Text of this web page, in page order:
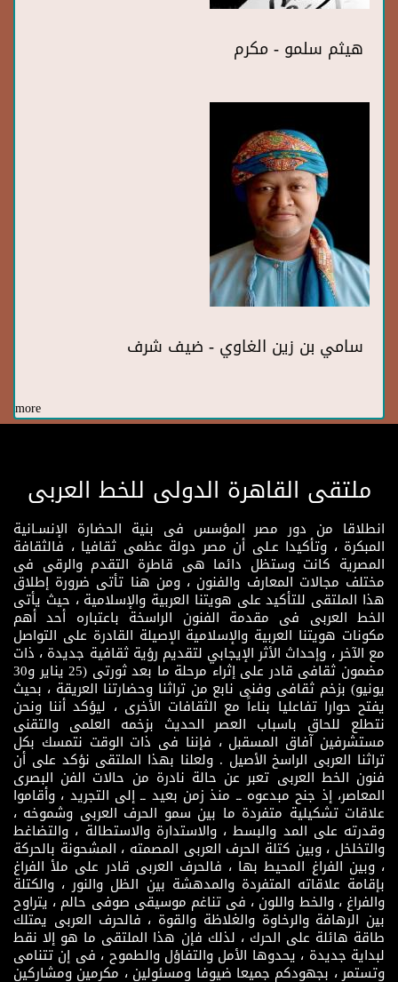
هيثم سلمو - مكرم
سامي بن زين الغاوي - ضيف شرف
more
ملتقى القاهرة الدولى للخط العربى
انطلاقا من دور مصر المؤسس فى بنية الحضارة الإنسـانية
المبكرة ، وتأكيدا عـلى أن مصر دولة عظمى ثقافيا ، فالثقافة
المصرية كانت وستظل دائما هى قاطرة التقدم والرقى فى
مختلف مجالات المعارف والفنون ، ومن هنا تأتى ضرورة إطلاق
هذا الملتقى للتأكيد على هويتنا العربية والإسلامية ، حيث يأتى
الخط العربى فى مقدمة الفنون الراسخة باعتباره أحد أهم
مكونات هويتنا العربية والإسلامية الإصيلة القادرة على التواصل
مع الآخر ، وإحداث الأثر الإيجابي لتقديم رؤية ثقافية جديدة ، ذات
مضمون ثقافى قادر على إثراء مرحلة ما بعد ثورتى (25 يناير و30
يونيو) بزخم ثقافى وفنى نابع من تراثنا وحضارتنا العريقة ، بحيث
يفتح حوارا تفاعليا بناءاً مع الثقافات الأخرى ، ليؤكد أننا ونحن
نتطلع للحاق باسباب العصر الحديث بزخمه العلمى والتقنى
مستشرفين آفاق المسقبل ، فإننا فى ذات الوقت نتمسك بكل
تراثنا العربى الراسخ الأصيل . ولعلنا بهذا الملتقى نؤكد على أن
فنون الخط العربى تعبر عن حالة نادرة من حالات الفن البصرى
المعاصر، إذ جنح مبدعوه ــ منذ زمن بعيد ــ إلى التجريد ، وأقاموا
علاقات تشكيلية متفردة ما بين سمو الحرف العربى وشموخه ،
وقدرته على المد والبسط ، والاستدارة والاستطالة ، والتضاغط
والتخلخل ، وبين كتلة الحرف العربى المصمته ، المشحونة بالحركة
، وبين الفراغ المحيط بها ، فالحرف العربى قادر على ملأ الفراغ
بإقامة علاقاته المتفردة والمدهشة بين الظل والنور ، والكتلة
والفراغ ، والخط واللون ، فى تناغم موسيقى صوفى حالم ، يتراوح
بين الرهافة والرخاوة والغلاظة والقوة ، فالحرف العربى يمتلك
طاقة هائلة على الحرك ، لذلك فإن هذا الملتقى ما هو إلا نقط
لبداية جديدة ، يحدوها الأمل والتفاؤل والطموح ، فى إن تتنامى
وتستمر ، بجهودكم جميعا ضيوفا ومسئولين ، مكرمين ومشاركين